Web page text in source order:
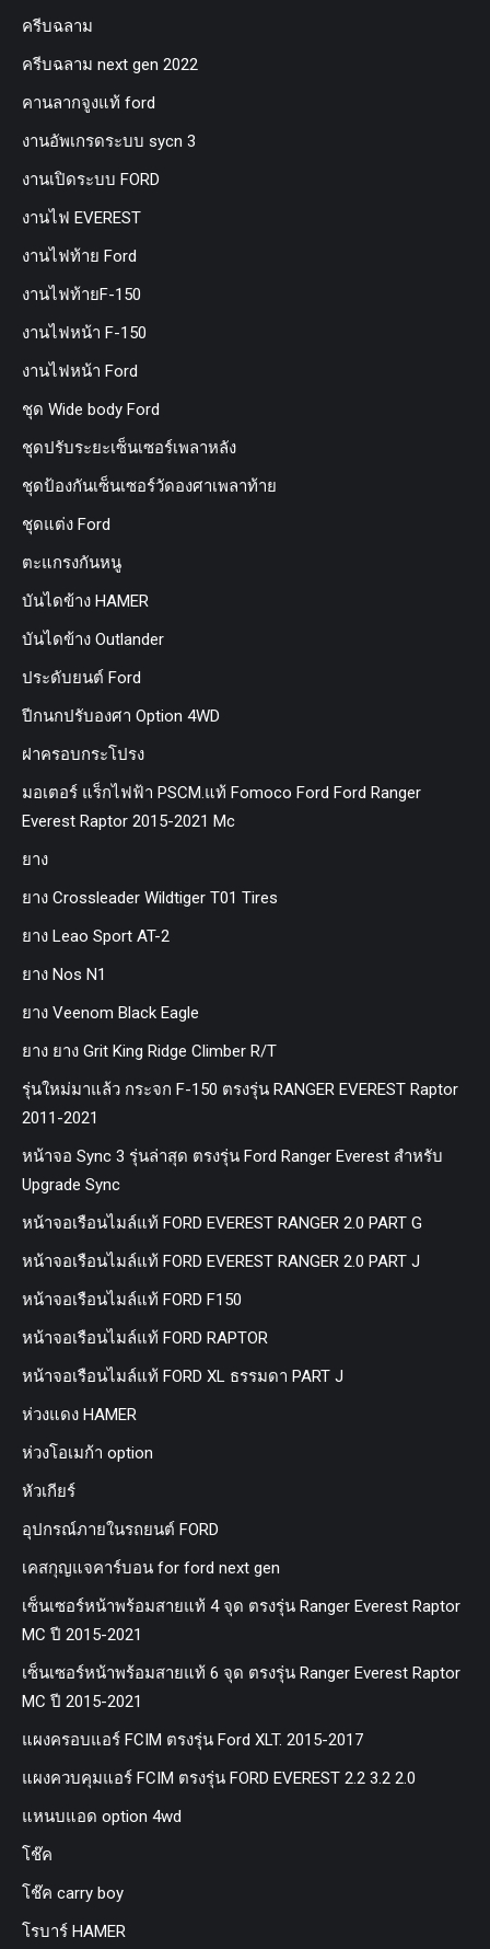
ครีบฉลาม
ครีบฉลาม next gen 2022
คานลากจูงแท้ ford
งานอัพเกรดระบบ sycn 3
งานเปิดระบบ FORD
งานไฟ EVEREST
งานไฟท้าย Ford
งานไฟท้ายF-150
งานไฟหน้า F-150
งานไฟหน้า Ford
ชุด Wide body Ford
ชุดปรับระยะเซ็นเซอร์เพลาหลัง
ชุดป้องกันเซ็นเซอร์วัดองศาเพลาท้าย
ชุดแต่ง Ford
ตะแกรงกันหนู
บันไดข้าง HAMER
บันไดข้าง Outlander
ประดับยนต์ Ford
ปีกนกปรับองศา Option 4WD
ฝาครอบกระโปรง
มอเตอร์ แร็กไฟฟ้า PSCM.แท้ Fomoco Ford Ford Ranger
Everest Raptor 2015-2021 Mc
ยาง
ยาง Crossleader Wildtiger T01 Tires
ยาง Leao Sport AT-2
ยาง Nos N1
ยาง Veenom Black Eagle
ยาง ยาง Grit King Ridge Climber R/T
รุ่นใหม่มาแล้ว กระจก F-150 ตรงรุ่น RANGER EVEREST Raptor
2011-2021
หน้าจอ Sync 3 รุ่นล่าสุด ตรงรุ่น Ford Ranger Everest สำหรับ
Upgrade Sync
หน้าจอเรือนไมล์แท้ FORD EVEREST RANGER 2.0 PART G
หน้าจอเรือนไมล์แท้ FORD EVEREST RANGER 2.0 PART J
หน้าจอเรือนไมล์แท้ FORD F150
หน้าจอเรือนไมล์แท้ FORD RAPTOR
หน้าจอเรือนไมล์แท้ FORD XL ธรรมดา PART J
ห่วงแดง HAMER
ห่วงโอเมก้า option
หัวเกียร์
อุปกรณ์ภายในรถยนต์ FORD
เคสกุญแจคาร์บอน for ford next gen
เซ็นเซอร์หน้าพร้อมสายแท้ 4 จุด ตรงรุ่น Ranger Everest Raptor
MC ปี 2015-2021
เซ็นเซอร์หน้าพร้อมสายแท้ 6 จุด ตรงรุ่น Ranger Everest Raptor
MC ปี 2015-2021
แผงครอบแอร์ FCIM ตรงรุ่น Ford XLT. 2015-2017
แผงควบคุมแอร์ FCIM ตรงรุ่น FORD EVEREST 2.2 3.2 2.0
แหนบแอด option 4wd
โช๊ค
โช๊ค carry boy
โรบาร์ HAMER